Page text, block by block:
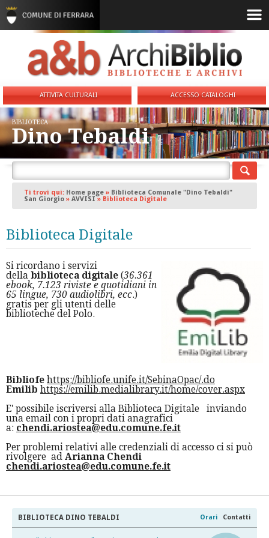
ATTIVITA CULTURALI ACCESSO CATALOGHI
BIBLIOTECA
Dino Tebaldi
Ti trovi qui: Home page » Biblioteca Comunale "Dino Tebaldi"
San Giorgio » AVVISI» Biblioteca Digitale
Biblioteca Digitale
Si ricordano i servizi
della biblioteca digitale (36.361
ebook, 7.123 riviste e quotidiani in
65 lingue, 730 audiolibri, ecc.)
gratis per gli utenti delle
biblioteche del Polo.
Bibliofe https://bibliofe.unife.it/SebinaOpac/.do
Emilib https://emilib.medialibrary.it/home/cover.aspx
E' possibile iscriversi alla Biblioteca Digitale inviando
una email con i propri dati anagrafici
a: chendi.ariostea@edu.comune.fe.it
Per problemi relativi alle credenziali di accesso ci si può
rivolgere ad Arianna Chendi
chendi.ariostea@edu.comune.fe.it
BIBLIOTECA DINO TEBALDI Orari Contatti